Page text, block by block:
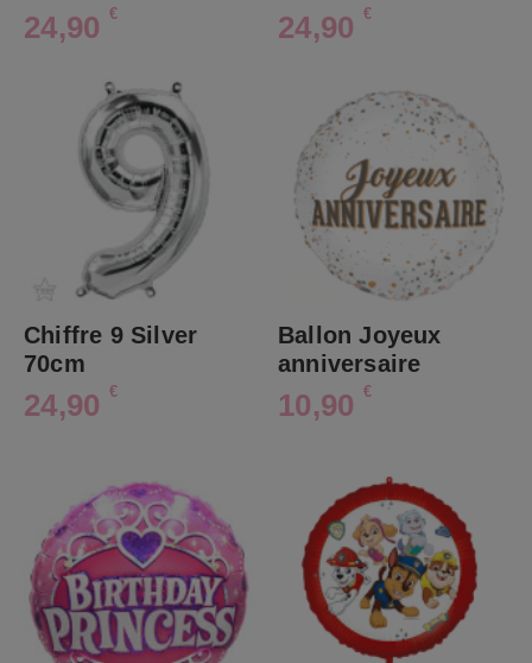
24,90 € 24,90 €
Chiffre 9 Silver
70cm
24,90 €
Ballon Joyeux
anniversaire
10,90 €